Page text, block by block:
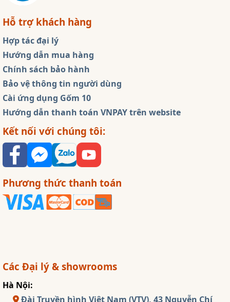
Hỗ trợ khách hàng
Hợp tác đại lý
Hướng dẫn mua hàng
Chính sách bảo hành
Bảo vệ thông tin người dùng
Cài ứng dụng Gốm 10
Hướng dẫn thanh toán VNPAY trên website
Kết nối với chúng tôi:
Phương thức thanh toán
Các Đại lý & showrooms
Hà Nội:
Đài Truyền hình Việt Nam (VTV), 43 Nguyễn Chí